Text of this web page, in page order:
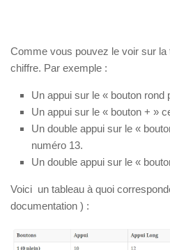
Comme vous pouvez le voir sur la
chiffre. Par exemple :
Un appui sur le « bouton rond
Un appui sur le « bouton + »
Un double appui sur le «
numéro 13.
Un double appui sur le «
Voici un tableau à quoi
documentation ) :